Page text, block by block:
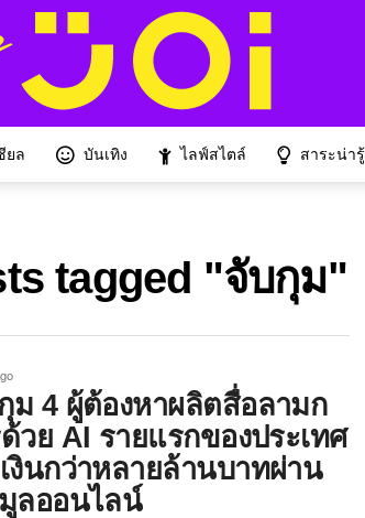
ยล บันเทิง ไลฟ์สไตล์ สาระน่ารู้
tagged "จับกุม"
4 ผู้ต้องหาผลิตสื่อลามก
วย AI รายแรกของประเทศ
งินกว่าหลายล้านบาทผ่าน
ลออนไลน์